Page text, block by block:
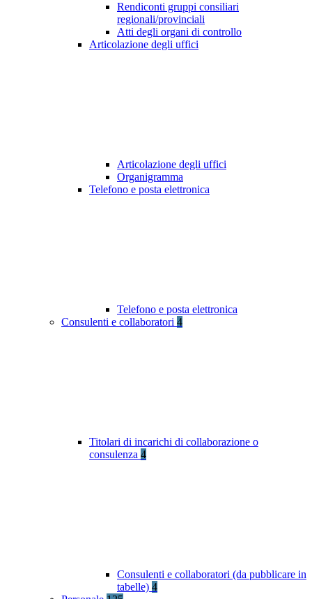
Rendiconti gruppi consiliari
regionali/provinciali
Atti degli organi di controllo
Articolazione degli uffici
Articolazione degli uffici
Organigramma
Telefono e posta elettronica
Telefono e posta elettronica
Consulenti e collaboratori 4
Titolari di incarichi di collaborazione o
consulenza 4
Consulenti e collaboratori (da pubblicare in
tabelle) 4